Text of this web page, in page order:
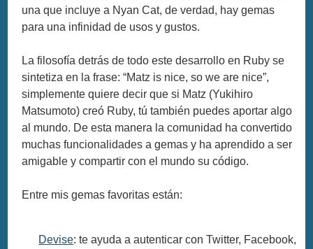
una que incluye a Nyan Cat, de verdad, hay gemas
para una infinidad de usos y gustos.
La filosofía detrás de todo este desarrollo en Ruby se
sintetiza en la frase: “Matz is nice, so we are nice”,
simplemente quiere decir que si Matz (Yukihiro
Matsumoto) creó Ruby, tú también puedes aportar algo
al mundo. De esta manera la comunidad ha convertido
muchas funcionalidades a gemas y ha aprendido a ser
amigable y compartir con el mundo su código.
Entre mis gemas favoritas están:
Devise: te ayuda a autenticar con Twitter, Facebook,